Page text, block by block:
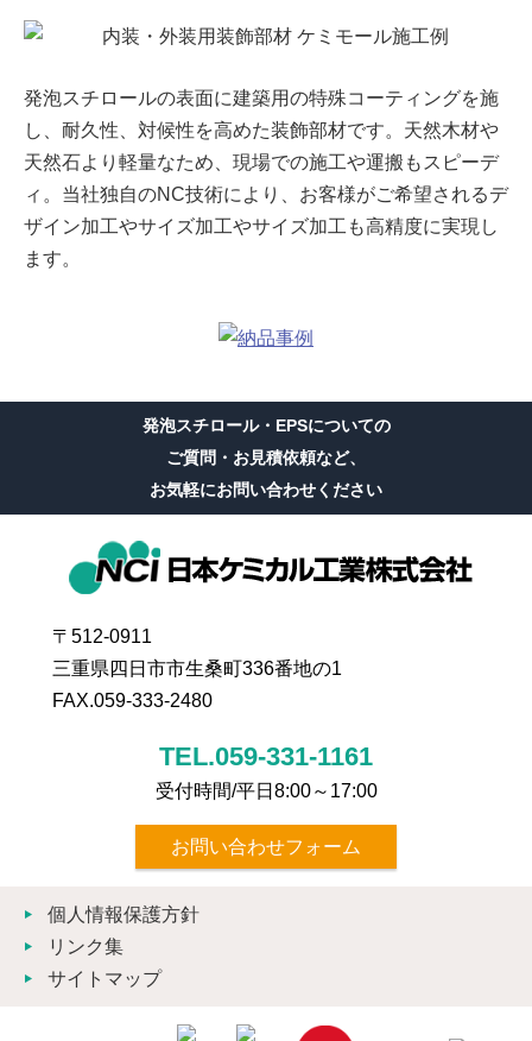
発泡スチロールの表面に建築用の特殊コーティングを施
し、耐久性、対候性を高めた装飾部材です。天然木材や
天然石より軽量なため、現場での施工や運搬もスピーデ
ィ。当社独自のNC技術により、お客様がご希望されるデ
ザイン加工やサイズ加工やサイズ加工も高精度に実現し
ます。
発泡スチロール・EPSについての
ご質問・お見積依頼など、
お気軽にお問い合わせください
〒512-0911
三重県四日市市生桑町336番地の1
FAX.059-333-2480
TEL.059-331-1161
受付時間/平日8:00～17:00
お問い合わせフォーム
個人情報保護方針
リンク集
サイトマップ